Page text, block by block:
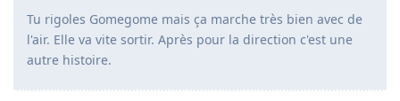
Tu rigoles Gomegome mais ça marche très bien avec de
l'air. Elle va vite sortir. Après pour la direction c'est une
autre histoire.